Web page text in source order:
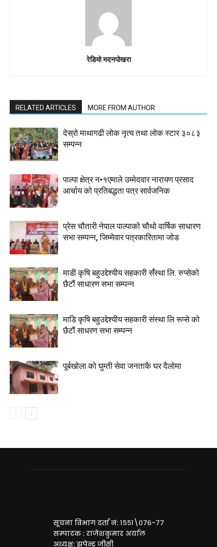
रेडियो मदनपोखरा
RELATED ARTICLES MORE FROM AUTHOR
देस्राे माथागढी लाेक नृत्य तथा लाेक स्टार ३०८३
सम्पन्न
पाल्पा क्षेत्र न•१एमाले उम्मेदवार नारायण प्रसाद
आर्चाय काे प्रतिबद्धता पत्र सार्वजनिक
प्रेस चौतारी नेपाल पाल्पाको चौथो वार्षिक साधारण
सभा सम्पन्न, जिम्मेवार पत्रकारितामा जोड
माडी कृषि बहुउद्देश्यीय सहकारी सँस्था लि. रुप्सेको
छैटाैं साधारण सभा सम्पन्न
माडि कृषि बहुउद्देश्यीय सहकारी संस्था लि रूप्से काे
छैटाैं साधरण सभा सम्पन्न
पूर्बखाेला काे घुम्ती सेवा जनताकै घर दैलाेमा
सूचना विभाग दर्ता नं: १५५१\०७६-७७
सम्पादक : राजेशकुमार अर्याल
अध्यक्ष: झपेन्द्र जीसी